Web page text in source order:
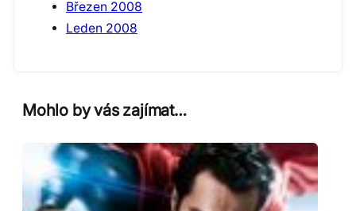
Březen 2008
Leden 2008
Mohlo by vás zajímat…